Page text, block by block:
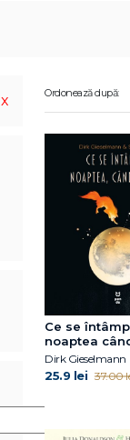
x Ordonează după:
Ce se
noaptea
Dirk Gieselmann
25.9 lei 37.00